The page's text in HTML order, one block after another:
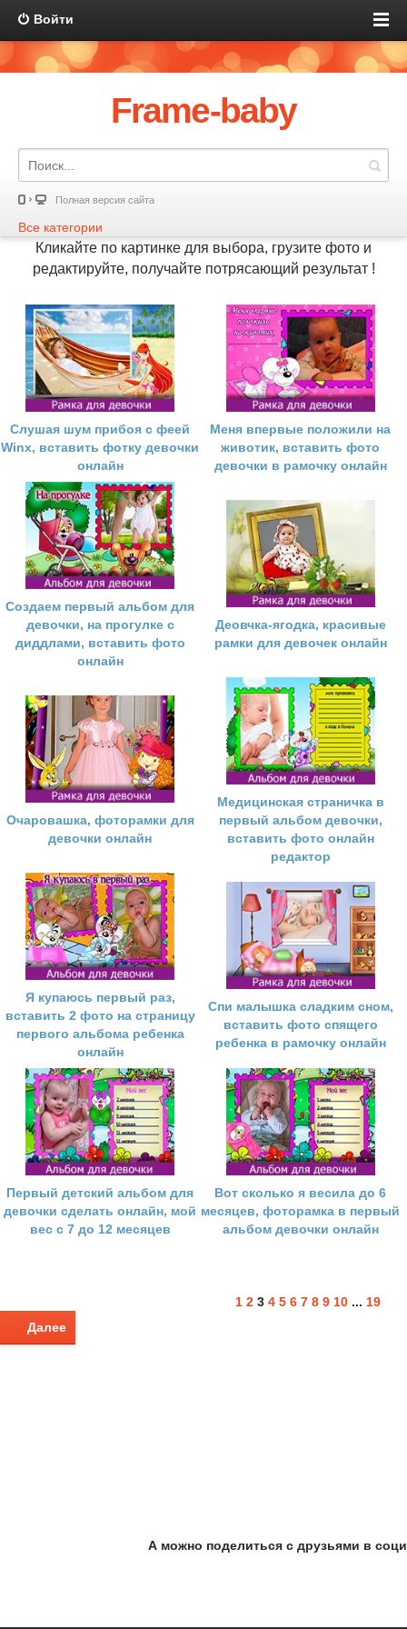
Войти
Frame-baby
Полная версия сайта
Все категории
Кликайте по картинке для выбора, грузите фото и
редактируйте, получайте потрясающий результат !
Слушая шум прибоя с феей
Winx, вставить фотку девочки
онлайн
Меня впервые положили на
животик, вставить фото
девочки в рамочку онлайн
Создаем первый альбом для
девочки, на прогулке с
диддлами, вставить фото
онлайн
Деовчка-ягодка, красивые
рамки для девочек онлайн
Очаровашка, фоторамки для
девочки онлайн
Медицинская страничка в
первый альбом девочки,
вставить фото онлайн
редактор
Я купаюсь первый раз,
вставить 2 фото на страницу
первого альбома ребенка
онлайн
Спи малышка сладким сном,
вставить фото спящего
ребенка в рамочку онлайн
Первый детский альбом для
девочки сделать онлайн, мой
вес с 7 до 12 месяцев
Вот сколько я весила до 6
месяцев, фоторамка в первый
альбом девочки онлайн
1 2 3 4 5 6 7 8 9 10 ... 19
Далее
А можно поделиться с друзьями в